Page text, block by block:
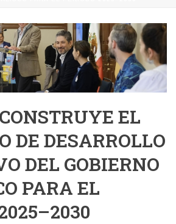
EL
DE DESARROLLO
DEL GOBIERNO
PARA EL